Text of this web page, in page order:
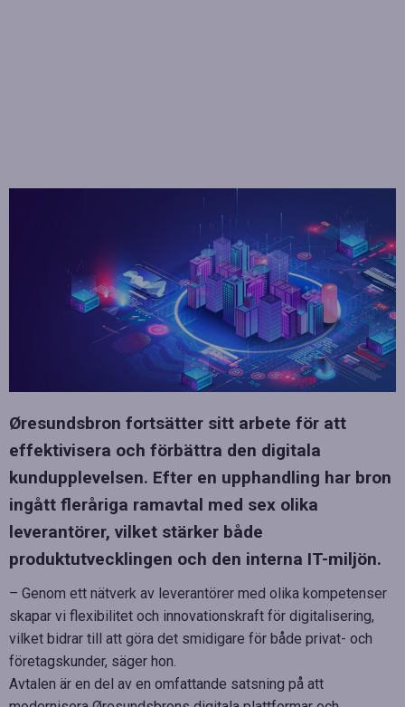
Øresundsbron fortsätter sitt arbete för att
effektivisera och förbättra den digitala
kundupplevelsen. Efter en upphandling har bron
ingått fleråriga ramavtal med sex olika
leverantörer, vilket stärker både
produktutvecklingen och den interna IT-miljön.
– Genom ett nätverk av leverantörer med olika kompetenser
skapar vi flexibilitet och innovationskraft för digitalisering,
vilket bidrar till att göra det smidigare för både privat- och
företagskunder, säger hon.
Avtalen är en del av en omfattande satsning på att